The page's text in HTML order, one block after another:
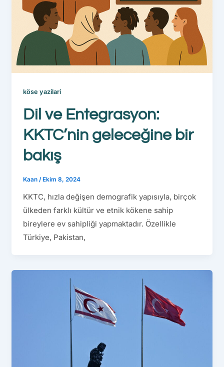
köse yazilari
Dil ve Entegrasyon:
KKTC’nin geleceğine bir
bakış
Kaan /Ekim 8, 2024
KKTC, hızla değişen demografik yapısıyla, birçok
ülkeden farklı kültür ve etnik kökene sahip
bireylere ev sahipliği yapmaktadır. Özellikle
Türkiye, Pakistan,